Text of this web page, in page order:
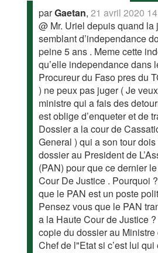
parGaetan,21 avril 2020
@ Mr. Uriel depuis quand la
semblant d’independance
peine 5 ans . Meme cette
qu’elle independance dans
Procureur du Faso pres du
) ne peux pas juger ( Je
ministre qui a fais des
est oblige d’enqueter et de
Dossier a la cour de
General ) qui a son tour
dossier au President de
(PAN) pour que ce dernier
Cour De Justice . Pourquoi
que le PAN est un poste
Pensez vous que le PAN
a la Haute Cour de Justice
copie du dossier au
Chef de l"Etat si c’est lui